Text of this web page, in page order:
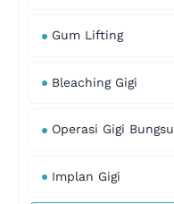
Gum Lifting
Bleaching Gigi
Operasi Gigi Bungsu
Implan Gigi